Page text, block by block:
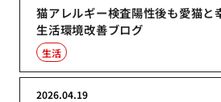
猫アレルギー検査陽性後も愛猫と
生活環境改善ブログ
生活
2026.04.19